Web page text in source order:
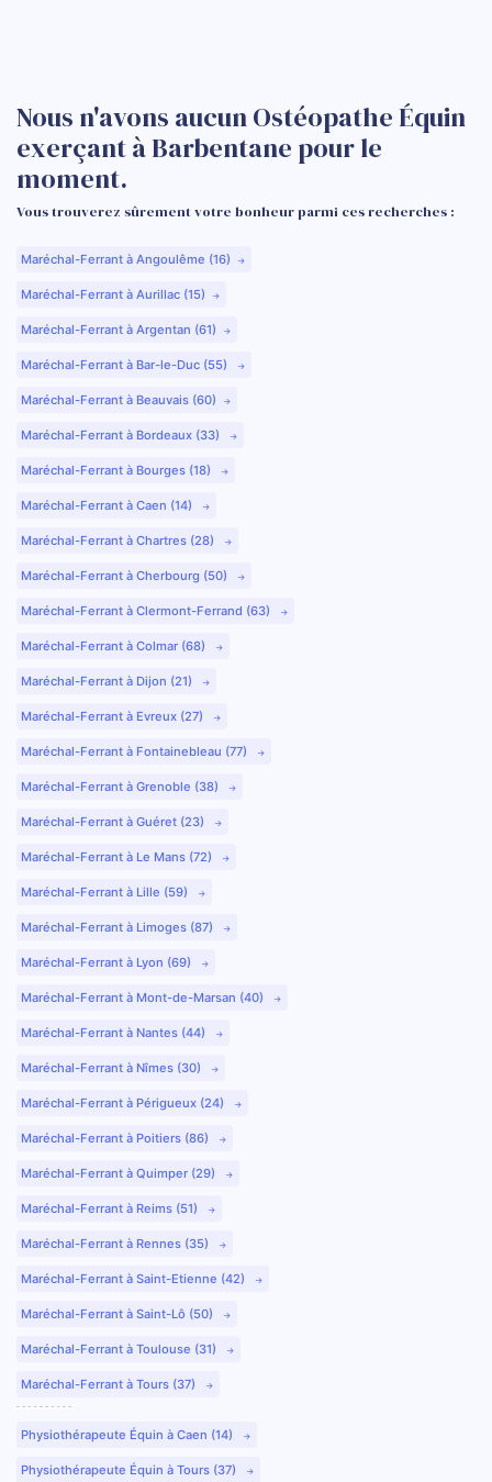
Nous n'avons aucun Ostéopathe Équin
exerçant à Barbentane pour le
moment.
Vous trouverez sûrement votre bonheur parmi ces recherches :
Maréchal-Ferrant à Angoulême (16)
Maréchal-Ferrant à Aurillac (15)
Maréchal-Ferrant à Argentan (61)
Maréchal-Ferrant à Bar-le-Duc (55)
Maréchal-Ferrant à Beauvais (60)
Maréchal-Ferrant à Bordeaux (33)
Maréchal-Ferrant à Bourges (18)
Maréchal-Ferrant à Caen (14)
Maréchal-Ferrant à Chartres (28)
Maréchal-Ferrant à Cherbourg (50)
Maréchal-Ferrant à Clermont-Ferrand (63)
Maréchal-Ferrant à Colmar (68)
Maréchal-Ferrant à Dijon (21)
Maréchal-Ferrant à Evreux (27)
Maréchal-Ferrant à Fontainebleau (77)
Maréchal-Ferrant à Grenoble (38)
Maréchal-Ferrant à Guéret (23)
Maréchal-Ferrant à Le Mans (72)
Maréchal-Ferrant à Lille (59)
Maréchal-Ferrant à Limoges (87)
Maréchal-Ferrant à Lyon (69)
Maréchal-Ferrant à Mont-de-Marsan (40)
Maréchal-Ferrant à Nantes (44)
Maréchal-Ferrant à Nîmes (30)
Maréchal-Ferrant à Périgueux (24)
Maréchal-Ferrant à Poitiers (86)
Maréchal-Ferrant à Quimper (29)
Maréchal-Ferrant à Reims (51)
Maréchal-Ferrant à Rennes (35)
Maréchal-Ferrant à Saint-Etienne (42)
Maréchal-Ferrant à Saint-Lô (50)
Maréchal-Ferrant à Toulouse (31)
Maréchal-Ferrant à Tours (37)
Physiothérapeute Équin à Caen (14)
Physiothérapeute Équin à Tours (37)